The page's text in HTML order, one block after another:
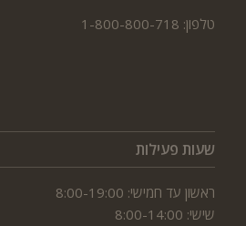
טלפון: 1-800-800-718
שעות פעילות
ראשון עד חמישי: 8:00-19:00
שישי: 8:00-14:00